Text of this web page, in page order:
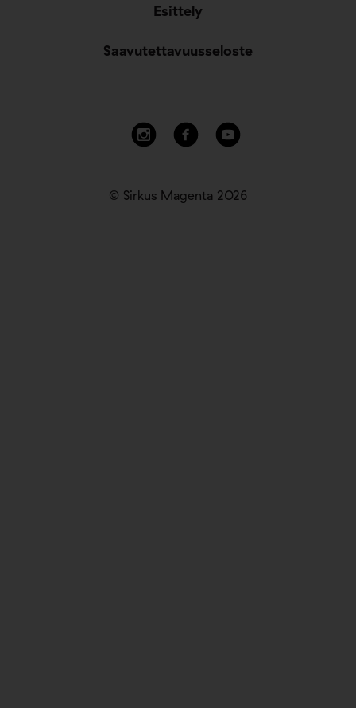
Esittely
Saavutettavuusseloste
© Sirkus Magenta 2026